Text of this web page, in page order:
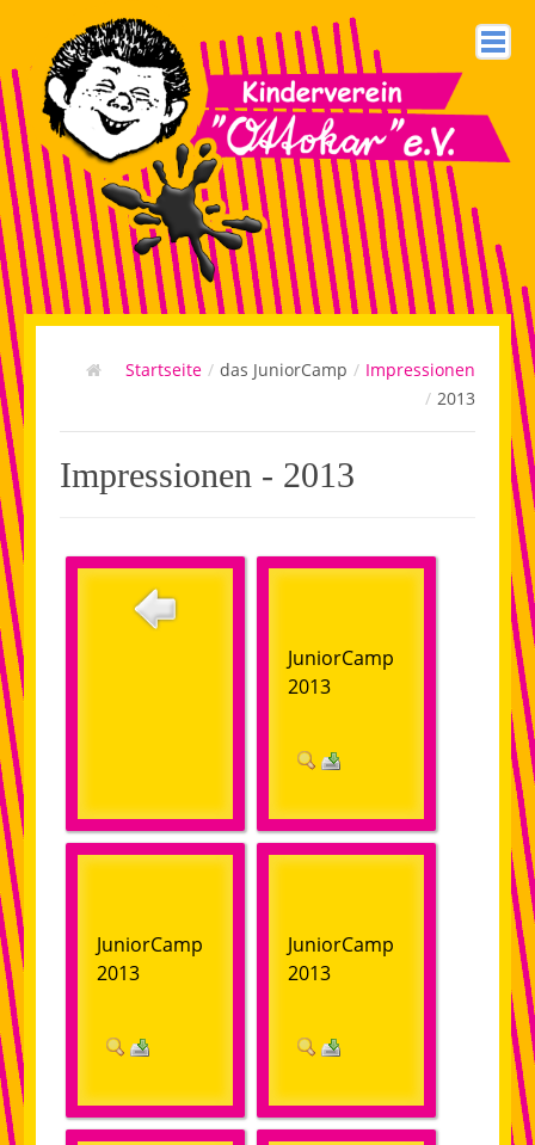
Home
Impressum
Datenschutzerklärung
Vorstand
Projekte
Ottokars Tagebuch
Startseite / das JuniorCamp / Impressionen
/ 2013
Impressionen - 2013
JuniorCamp
2013
JuniorCamp
2013
JuniorCamp
2013